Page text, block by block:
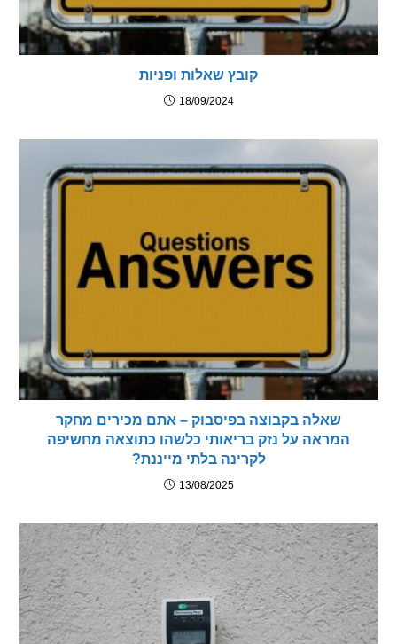
קובץ שאלות ופניות
18/09/2024
שאלה בקבוצה בפיסבוק – אתם מכירים מחקר
המראה על נזק בריאותי כלשהו כתוצאה מחשיפה
לקרינה בלתי מייננת?
13/08/2025